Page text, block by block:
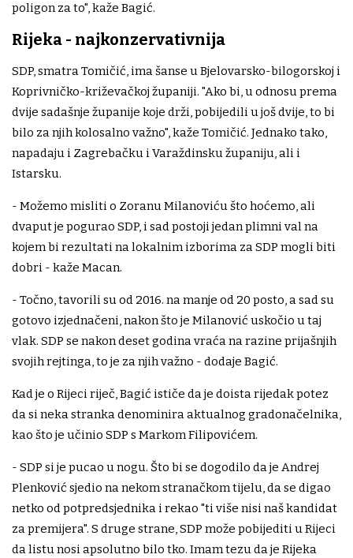
poligon za to", kaže Bagić.
Rijeka - najkonzervativnija
SDP, smatra Tomičić, ima šanse u Bjelovarsko-bilogorskoj i
Koprivničko-križevačkoj županiji. "Ako bi, u odnosu prema
dvije sadašnje županije koje drži, pobijedili u još dvije, to bi
bilo za njih kolosalno važno", kaže Tomičić. Jednako tako,
napadaju i Zagrebačku i Varaždinsku županiju, ali i
Istarsku.
- Možemo misliti o Zoranu Milanoviću što hoćemo, ali
dvaput je pogurao SDP, i sad postoji jedan plimni val na
kojem bi rezultati na lokalnim izborima za SDP mogli biti
dobri - kaže Macan.
- Točno, tavorili su od 2016. na manje od 20 posto, a sad su
gotovo izjednačeni, nakon što je Milanović uskočio u taj
vlak. SDP se nakon deset godina vraća na razine prijašnjih
svojih rejtinga, to je za njih važno - dodaje Bagić.
Kad je o Rijeci riječ, Bagić ističe da je doista rijedak potez
da si neka stranka denominira aktualnog gradonačelnika,
kao što je učinio SDP s Markom Filipovićem.
- SDP si je pucao u nogu. Što bi se dogodilo da je Andrej
Plenković sjedio na nekom stranačkom tijelu, da se digao
netko od potpredsjednika i rekao "ti više nisi naš kandidat
za premijera". S druge strane, SDP može pobijediti u Rijeci
da listu nosi apsolutno bilo tko. Imam tezu da je Rijeka